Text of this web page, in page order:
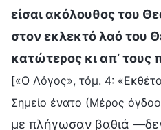
είσαι ακόλουθος του
στον εκλεκτό λαό του
κατώτερος κι απ’
[«Ο Λόγος», τόμ. 4:
Σημείο ένατο (Μέρος
με πλήγωσαν βαθιά